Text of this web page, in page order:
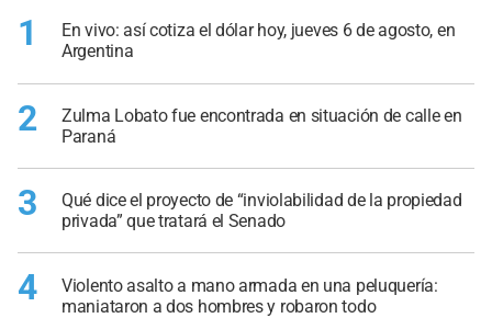
1
En vivo: así cotiza el dólar hoy, jueves 6 de agosto, en
Argentina
2
Zulma Lobato fue encontrada en situación de calle en
Paraná
3
Qué dice el proyecto de “inviolabilidad de la propiedad
privada” que tratará el Senado
4
Violento asalto a mano armada en una peluquería:
maniataron a dos hombres y robaron todo